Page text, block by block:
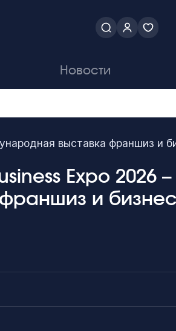
Новости
выставка франшиз и
Expo 2026 –
и